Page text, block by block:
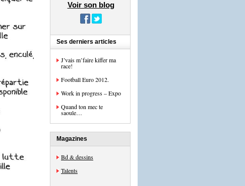
Voir son blog
Ses derniers articles
J’vais m’faire kiffer ma
race!
Football Euro 2012.
Work in progress – Expo
Quand ton mec te
saoule…
Magazines
Bd & dessins
Talents